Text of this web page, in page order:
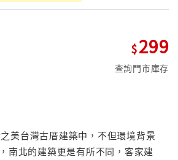
299
查詢門市庫存
美台灣古厝建築中，不但環境背景
南北的建築更是有所不同，客家建